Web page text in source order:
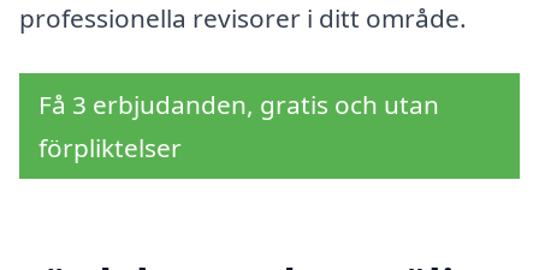
professionella revisorer i ditt område.
Få 3 erbjudanden, gratis och utan
förpliktelser